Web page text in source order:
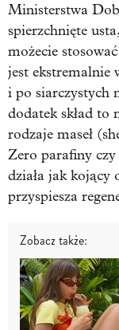
Ministerstwa
spierzchnięte
możecie stosować
jest ekstremalnie
i po siarczystych
dodatek skład to
rodzaje maseł
Zero parafiny czy
działa jak kojący
przyspiesza
Zobacz także: